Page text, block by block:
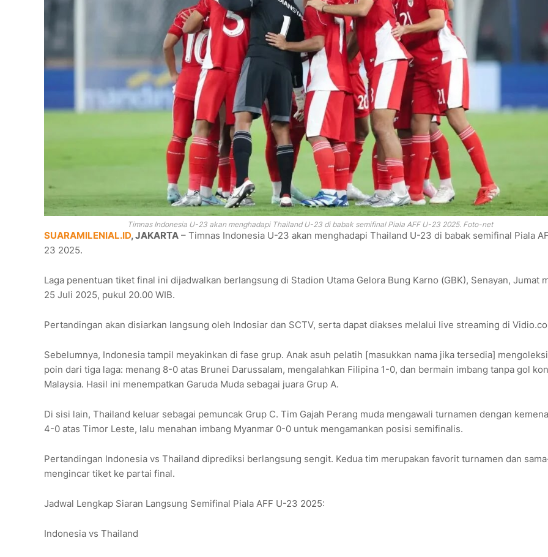
Timnas Indonesia U-23 akan menghadapi Thailand U-23 di babak semifinal Piala AFF U-23 2025. Foto-net
SUARAMILENIAL.ID, JAKARTA – Timnas Indonesia U-23 akan menghadapi Thailand U-23 di babak semifinal Piala
23 2025.
Laga penentuan tiket final ini dijadwalkan berlangsung di Stadion Utama Gelora Bung Karno (GBK), Senayan, Jumat
25 Juli 2025, pukul 20.00 WIB.
Pertandingan akan disiarkan langsung oleh Indosiar dan SCTV, serta dapat diakses melalui live streaming di
Sebelumnya, Indonesia tampil meyakinkan di fase grup. Anak asuh pelatih [masukkan nama jika tersedia]
poin dari tiga laga: menang 8-0 atas Brunei Darussalam, mengalahkan Filipina 1-0, dan bermain imbang tanpa gol
Malaysia. Hasil ini menempatkan Garuda Muda sebagai juara Grup A.
Di sisi lain, Thailand keluar sebagai pemuncak Grup C. Tim Gajah Perang muda mengawali turnamen dengan
4-0 atas Timor Leste, lalu menahan imbang Myanmar 0-0 untuk mengamankan posisi semifinalis.
Pertandingan Indonesia vs Thailand diprediksi berlangsung sengit. Kedua tim merupakan favorit turnamen dan
mengincar tiket ke partai final.
Jadwal Lengkap Siaran Langsung Semifinal Piala AFF U-23 2025:
Indonesia vs Thailand